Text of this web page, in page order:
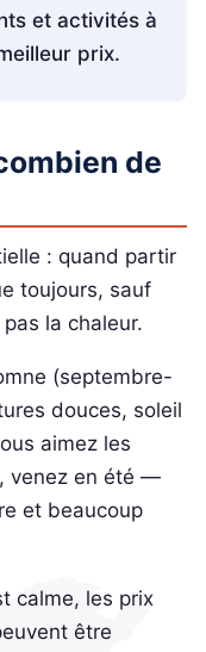
et activités à
prix.
de
: quand partir
toujours, sauf
la chaleur.
(septembre-
douces, soleil
aimez les
venez en été —
et beaucoup
calme, les prix
être